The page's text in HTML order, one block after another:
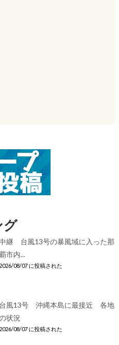
グ
継 台風13号の暴風域に入った那
市内...
2026/08/07 に投稿された
台風13号 沖縄本島に最接近 各地
状況
2026/08/07 に投稿された